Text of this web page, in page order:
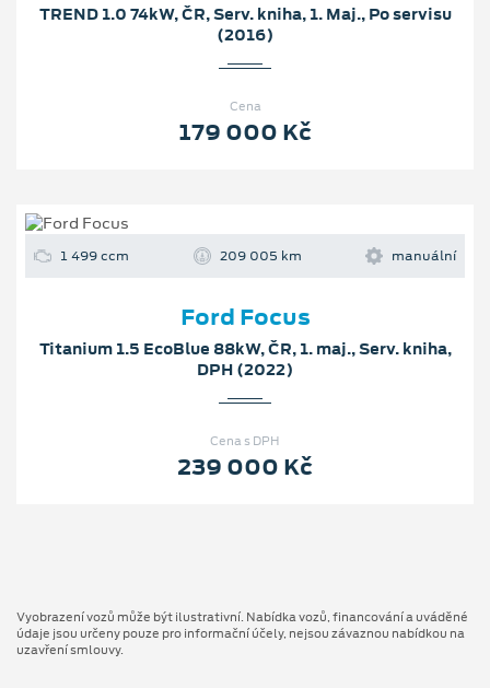
TREND 1.0 74kW, ČR, Serv. kniha, 1. Maj., Po servisu
(2016)
Cena
179 000 Kč
1 499 ccm 209 005 km manuální
Ford Focus
Titanium 1.5 EcoBlue 88kW, ČR, 1. maj., Serv. kniha,
DPH (2022)
Cena s DPH
239 000 Kč
Vyobrazení vozů může být ilustrativní. Nabídka vozů, financování a uváděné
údaje jsou určeny pouze pro informační účely, nejsou závaznou nabídkou na
uzavření smlouvy.